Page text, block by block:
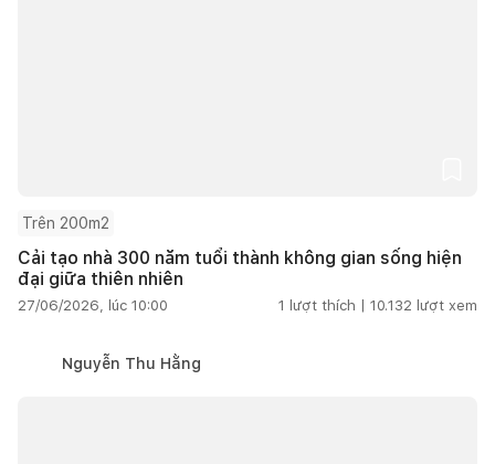
Trên 200m2
Cải tạo nhà 300 năm tuổi thành không gian sống hiện
đại giữa thiên nhiên
27/06/2026, lúc 10:00 1 lượt thích | 10.132 lượt xem
Nguyễn Thu Hằng